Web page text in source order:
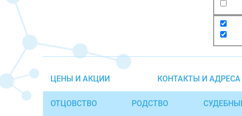
ЦЕНЫ И АКЦИИ КОНТАКТЫ И АДРЕСА
ОТЦОВСТВО РОДСТВО